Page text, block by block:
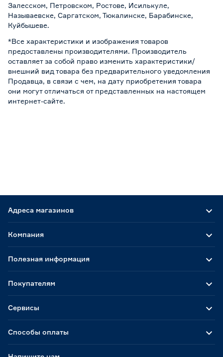
Залесском, Петровском, Ростове, Исилькуле,
Называевске, Саргатском, Тюкалинске, Барабинске,
Куйбышеве.
*Все характеристики и изображения товаров
предоставлены производителями. Производитель
оставляет за собой право изменить характеристики/
внешний вид товара без предварительного уведомления
Продавца, в связи с чем, на дату приобретения товара
они могут отличаться от представленных на настоящем
интернет-сайте.
Адреса магазинов
Способы оплаты
Компания
Полезная информация
Покупателям
Сервисы